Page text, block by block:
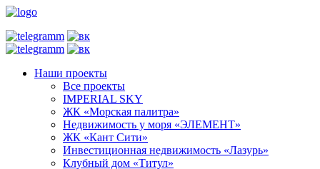
Наши проекты
Все проекты
IMPERIAL SKY
ЖК «Морская палитра»
Недвижимость у моря «ЭЛЕМЕНТ»
ЖК «Кант Сити»
Инвестиционная недвижимость «Лазурь»
Клубный дом «Титул»